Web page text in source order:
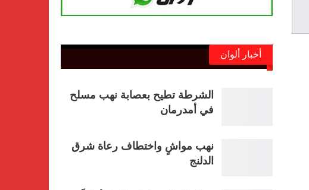
أخبار ألوان
الشرطة تطيح بعصابة نهب مسلح
في أمدرمان
نهب مواشٍ واختطاف رعاة شرق
الدلنج